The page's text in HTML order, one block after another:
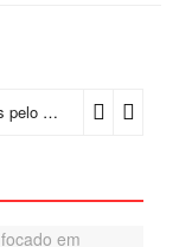
Prefeitura certifica 4,6 mil trabalhadores pelo programa Treinar para Empregar e realiza Feirão de Empregabilidade